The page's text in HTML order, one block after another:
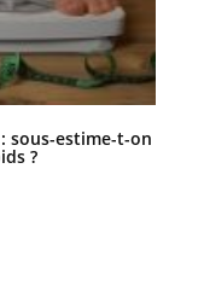
sous-estime-t-on
?